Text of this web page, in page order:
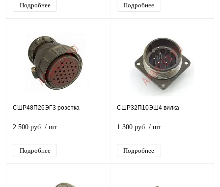
Подробнее Подробнее
СШР48П26ЭГ3 розетка
2 500 руб. / шт
Подробнее
СШР32П10ЭШ4 вилка
1 300 руб. / шт
Подробнее